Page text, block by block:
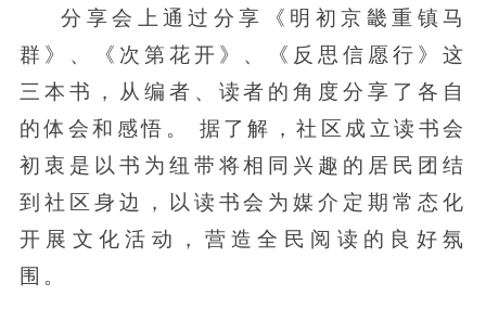
分享会上通过分享《明初京畿重镇马
群》、《次第花开》、《反思信愿行》这
三本书，从编者、读者的角度分享了各自
的体会和感悟。 据了解，社区成立读书会
初衷是以书为纽带将相同兴趣的居民团结
到社区身边，以读书会为媒介定期常态化
开展文化活动，营造全民阅读的良好氛
围。